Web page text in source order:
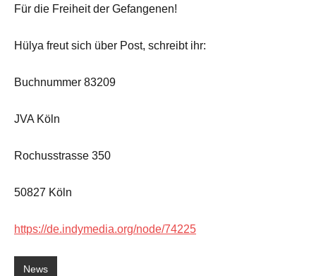
Für die Freiheit der Gefangenen!
Hülya freut sich über Post, schreibt ihr:
Buchnummer 83209
JVA Köln
Rochusstrasse 350
50827 Köln
https://de.indymedia.org/node/74225
News